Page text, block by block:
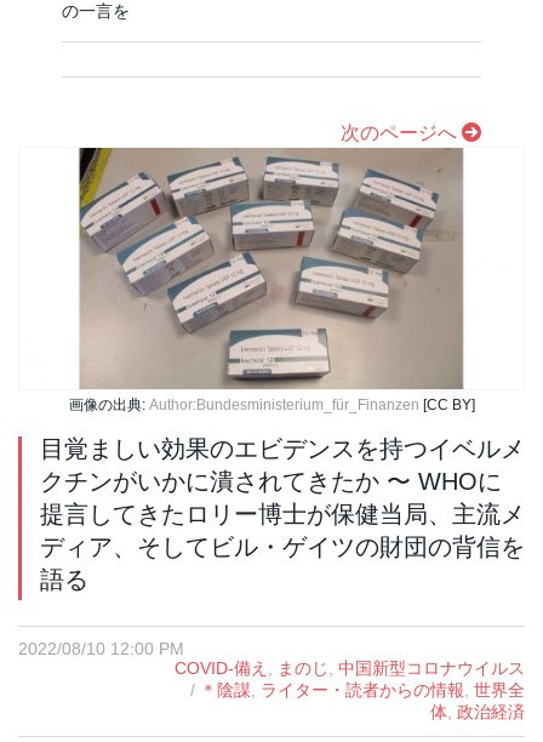
の一言を
次のページへ
画像の出典: Author:Bundesministerium_für_Finanzen [CC BY]
目覚ましい効果のエビデンスを持つイベルメ
クチンがいかに潰されてきたか 〜 WHOに
提言してきたロリー博士が保健当局、主流メ
ディア、そしてビル・ゲイツの財団の背信を
語る
2022/08/10 12:00 PM
COVID-備え , まのじ, 中国新型コロナウイルス
/ ＊陰謀, ライター・読者からの情報, 世界全
体, 政治経済